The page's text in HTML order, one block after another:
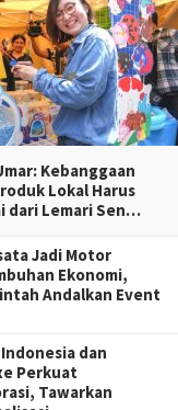
Kebanggaan
Lokal Harus
dari Lemari Sen…
Jadi Motor
Ekonomi,
Andalkan Event
dan
Perkuat
Tawarkan